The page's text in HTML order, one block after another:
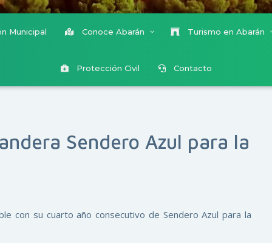
Municipal Conoce Abarán Turismo en Abarán
Protección Civil Contacto
Sendero Azul para la
con su cuarto año consecutivo de Sendero Azul para la